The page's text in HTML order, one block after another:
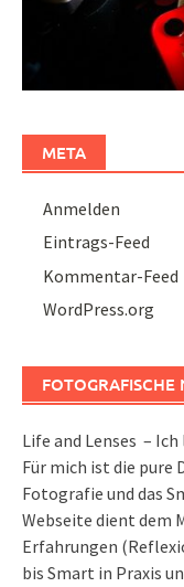
META
Anmelden
Eintrags-Feed
Kommentar-Feed
WordPress.org
FOTOGRAFISCHE
Life and Lenses –
Für mich ist die pure
Fotografie und das
Webseite dient dem
Erfahrungen
bis Smart in Praxis